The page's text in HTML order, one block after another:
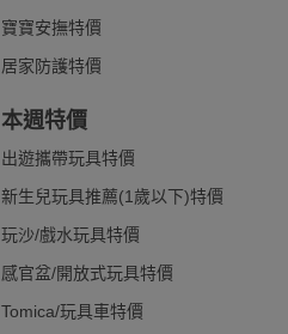
寶寶安撫特價
居家防護特價
本週特價
出遊攜帶玩具特價
新生兒玩具推薦(1歲以下)特價
玩沙/戲水玩具特價
感官盆/開放式玩具特價
Tomica/玩具車特價